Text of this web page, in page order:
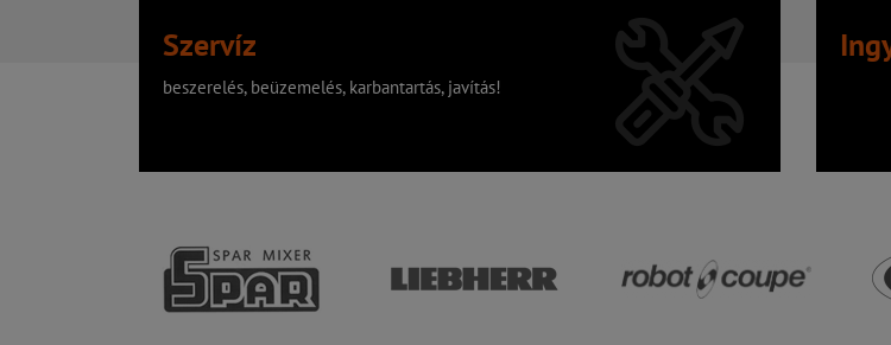
Szervíz
beszerelés, beüzemelés, karbantartás, javítás!